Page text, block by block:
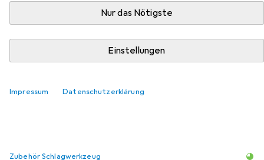
Nur das Nötigste
Einstellungen
Impressum Datenschutzerklärung
Zubehör Schlagwerkzeug.
Zubehör Schlagwerkzeug